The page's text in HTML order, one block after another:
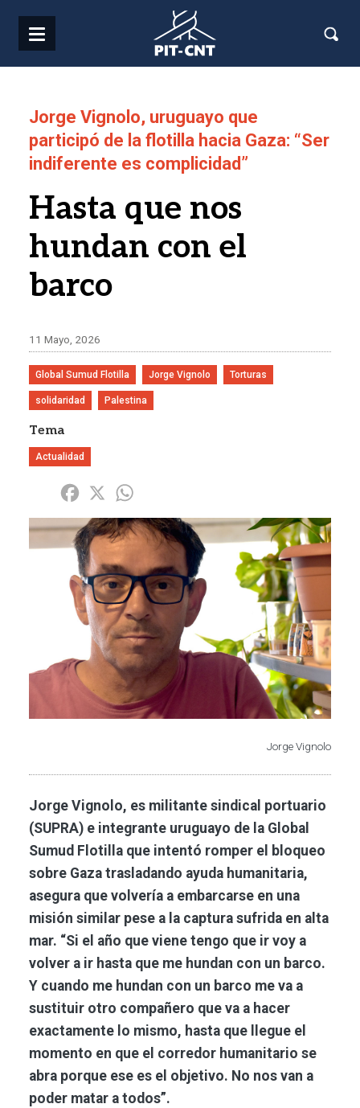
Jorge Vignolo, uruguayo que
participó de la flotilla hacia Gaza: “Ser
indiferente es complicidad”
Hasta que nos
hundan con el
barco
11 Mayo, 2026
Global Sumud Flotilla Jorge Vignolo Torturas
solidaridad Palestina
Tema
Actualidad
Share Facebook
X
Imagen
Jorge Vignolo
Jorge Vignolo, es militante sindical portuario
(SUPRA) e integrante uruguayo de la Global
Sumud Flotilla que intentó romper el bloqueo
sobre Gaza trasladando ayuda humanitaria,
asegura que volvería a embarcarse en una
misión similar pese a la captura sufrida en alta
mar. “Si el año que viene tengo que ir voy a
volver a ir hasta que me hundan con un barco.
Y cuando me hundan con un barco me va a
sustituir otro compañero que va a hacer
exactamente lo mismo, hasta que llegue el
momento en que el corredor humanitario se
abra porque ese es el objetivo. No nos van a
poder matar a todos”.